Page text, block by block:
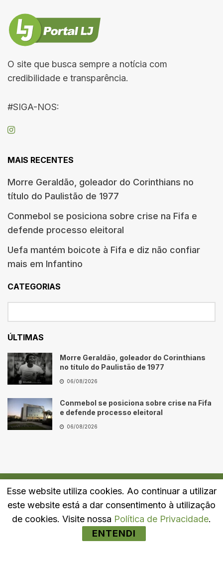
O site que busca sempre a notícia com
credibilidade e transparência.
#SIGA-NOS:
MAIS RECENTES
Morre Geraldão, goleador do Corinthians no
título do Paulistão de 1977
Conmebol se posiciona sobre crise na Fifa e
defende processo eleitoral
Uefa mantém boicote à Fifa e diz não confiar
mais em Infantino
CATEGORIAS
ÚLTIMAS
Morre Geraldão, goleador do Corinthians
no título do Paulistão de 1977
06/08/2026
Conmebol se posiciona sobre crise na Fifa
e defende processo eleitoral
06/08/2026
Quem Somos Fale Conosco Política de Privacidade
Esse website utiliza cookies. Ao continuar a utilizar
este website está a dar consentimento à utilização
de cookies. Visite nossa Política de Privacidade.
ENTENDI